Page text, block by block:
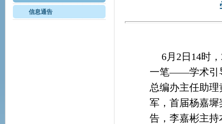
信息通告
6月2日14时
一笔——学术引
总编办主任助
军，首届杨嘉墀
告，李嘉彬主